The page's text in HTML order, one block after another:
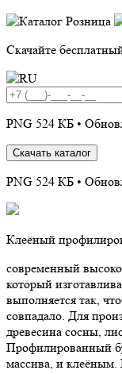
Скачайте
PNG 524 КБ •
Скачать каталог
PNG 524 КБ •
Клеёный
современный
который
выполняется так,
совпадало. Для
древесина сосны,
Профилированный
массива, и